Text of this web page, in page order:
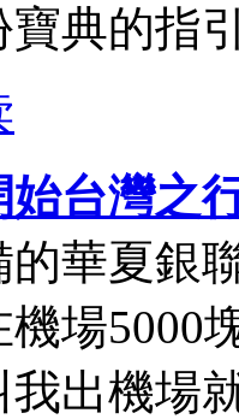
典的指
始台灣之
的華夏銀
機場5000
我出機場